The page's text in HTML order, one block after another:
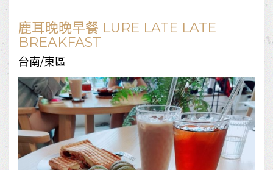
鹿耳晚晚早餐 LURE LATE LATE
BREAKFAST
台南/東區